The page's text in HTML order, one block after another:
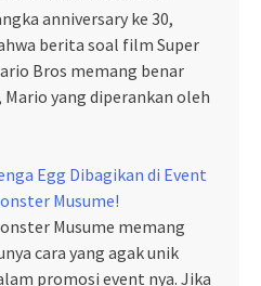
anniversary ke 30,
berita soal film Super
Bros memang benar
Mario yang diperankan oleh
Egg Dibagikan di Event
Musume!
Musume memang
cara yang agak unik
promosi event nya. Jika